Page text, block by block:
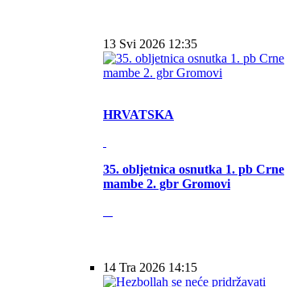
13 Svi 2026 12:35
HRVATSKA
35. obljetnica osnutka 1. pb Crne
mambe 2. gbr Gromovi
14 Tra 2026 14:15